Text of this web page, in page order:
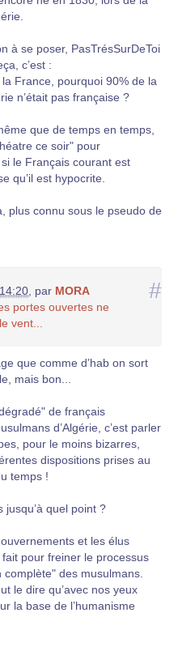
à se poser, PasTrésSurDeToi
c’est :
la France, pourquoi 90% de la
n’était pas française ?
que de temps en temps,
ce soir" pour
le Français courant est
qu’il est hypocrite.
plus connu sous le pseudo de
#
par MORA
portes ouvertes ne
vent...
que comme d’hab on sort
mais bon...
de français
d’Algérie, c’est parler
pour le moins bizarres,
dispositions prises au
temps !
jusqu’à quel point ?
et les élus
fait pour freiner le processus
des musulmans.
le dire qu’avec nos yeux
la base de l’humanisme